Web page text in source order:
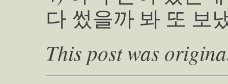
다 썼을까 봐 또 보
This post was